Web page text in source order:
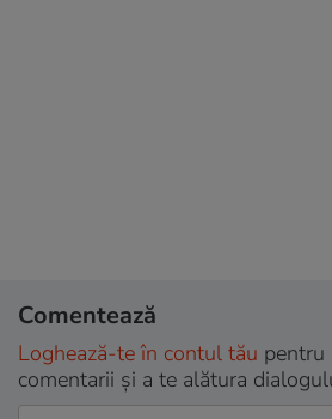
Comentează
Loghează-te în contul tău pentru
comentarii și a te alătura